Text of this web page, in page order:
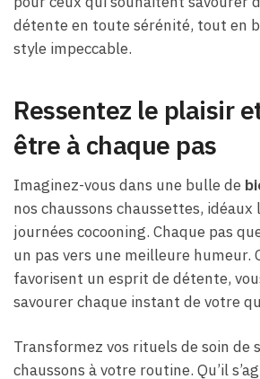
détente en toute sérénité, tout en
style impeccable.
Ressentez le plaisir
être à chaque pas
Imaginez-vous dans une bulle de
nos chaussons chaussettes, idéaux
journées cocooning. Chaque pas
un pas vers une meilleure humeur.
favorisent un esprit de détente,
savourer chaque instant de votre
Transformez vos rituels de soin de
chaussons à votre routine. Qu’il